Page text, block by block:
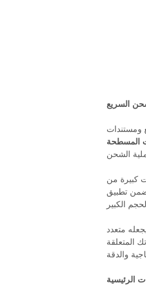
السريع
ومستندات
المسطحة
كبيرة من
تطبيق
متعدد
المتعلقة